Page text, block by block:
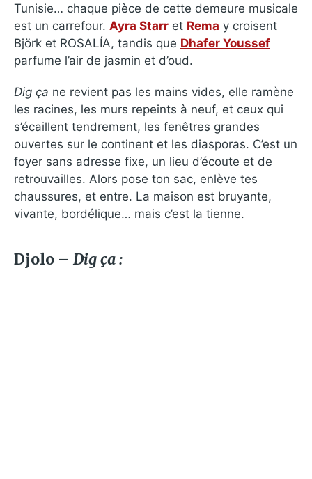
Tunisie… chaque pièce de cette demeure musicale
est un carrefour. Ayra Starr et Rema y croisent
Björk et ROSALÍA, tandis que Dhafer Youssef
parfume l’air de jasmin et d’oud.
Dig ça ne revient pas les mains vides, elle ramène
les racines, les murs repeints à neuf, et ceux qui
s’écaillent tendrement, les fenêtres grandes
ouvertes sur le continent et les diasporas. C’est un
foyer sans adresse fixe, un lieu d’écoute et de
retrouvailles. Alors pose ton sac, enlève tes
chaussures, et entre. La maison est bruyante,
vivante, bordélique… mais c’est la tienne.
Djolo – Dig ça :